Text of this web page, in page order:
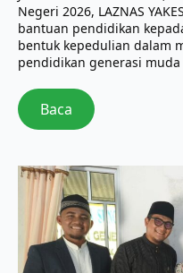
Negeri 2026, LAZNAS
bantuan pendidikan
bentuk kepedulian dalam
pendidikan generasi
Baca